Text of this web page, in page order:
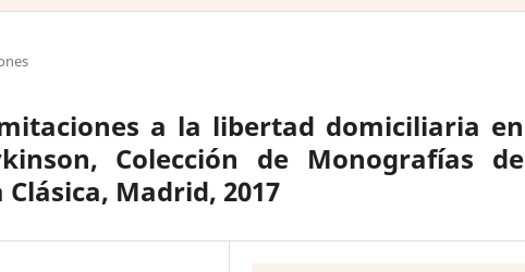
a la libertad domiciliaria en
Colección de Monografías de
Madrid, 2017